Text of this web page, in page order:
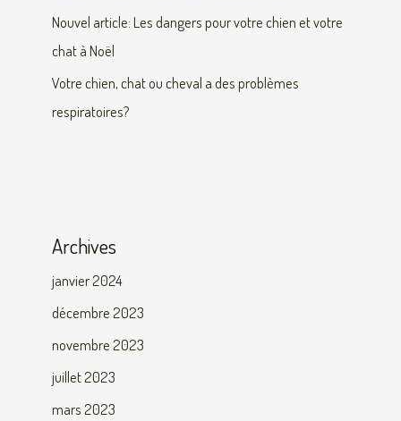
Nouvel article: Les dangers pour votre chien et votre
chat à Noël
Votre chien, chat ou cheval a des problèmes
respiratoires?
Archives
janvier 2024
décembre 2023
novembre 2023
juillet 2023
mars 2023